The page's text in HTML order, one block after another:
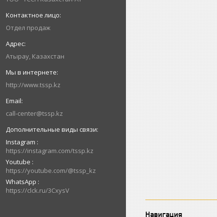
Отдел продаж
Атырау, Казахстан
http://www.tssp.kz
call-center@tssp.kz
Instagram
https://instagram.com/tssp.kz
Youtube
https://youtube.com/@tssp_kz
WhatsApp
https://clck.ru/3CxysV
Навигация